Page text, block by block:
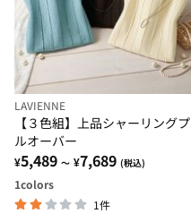
LAVIENNE
【３色組】上品シャーリングプ
ルオーバー
¥5,489 ～ ¥7,689 (税込)
1colors
1件